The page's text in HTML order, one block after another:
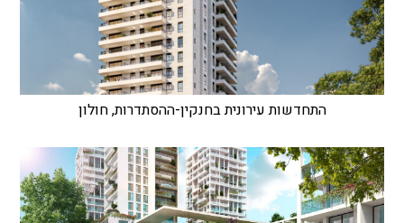
התחדשות עירונית בחנקין-ההסתדרות, חולון